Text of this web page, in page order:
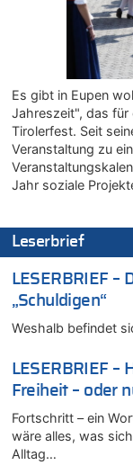
06.08.2026 -
Zweite
06.08.2026 -
Zweite
06.08.2026 -
Mehrere
06.08.2026 -
Zweite
06.08.2026 -
Frau hörte
06.08.2026 -
Zweite
06.08.2026 -
Zweite
06.08.2026 -
Eschweiler: 16-
Zweite
06.08.2026 -
Wie kam es zur
06.08.2026 -
Wasserstand des
Es gibt in Eupen
Jahreszeit", das
Tirolerfest. Seit
Veranstaltung zu
Jahr soziale
Leserbrief
LESERBRIEF –
„Schuldigen“
Weshalb befindet
LESERBRIEF
Freiheit – oder
Fortschritt – ein
wäre alles, was
Alltag…